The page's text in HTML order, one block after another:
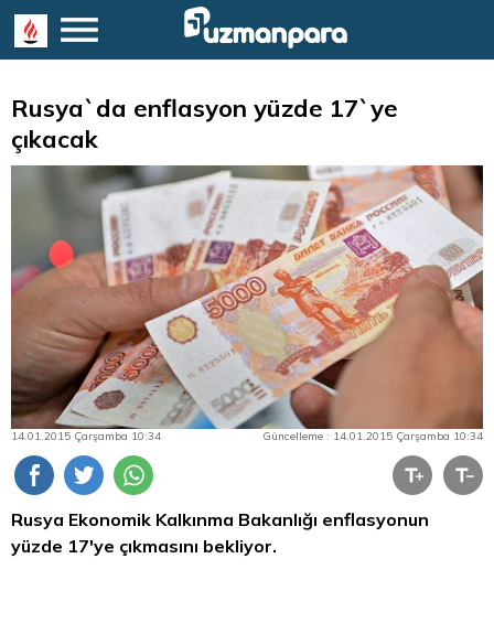
Rusya`da enflasyon yüzde 17`ye
çıkacak
14.01.2015 Çarşamba 10:34 Güncelleme : 14.01.2015 Çarşamba 10:34
Rusya Ekonomik Kalkınma Bakanlığı enflasyonun
yüzde 17'ye çıkmasını bekliyor.